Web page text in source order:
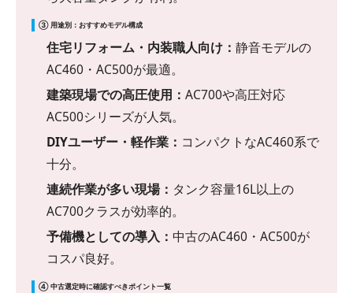
③ 用途別：おすすめモデル構成
住宅リフォーム・内装職人向け： 静音モデルの
AC460・AC500が最適。
建築現場での高圧使用： AC700や高圧対応
AC500シリーズが人気。
DIYユーザー・軽作業： コンパクトなAC460系で
十分。
連続作業が多い現場： タンク容量16L以上の
AC700クラスが効率的。
予備機としての導入： 中古のAC460・AC500が
コスパ良好。
④ 中古選定時に確認すべきポイント一覧